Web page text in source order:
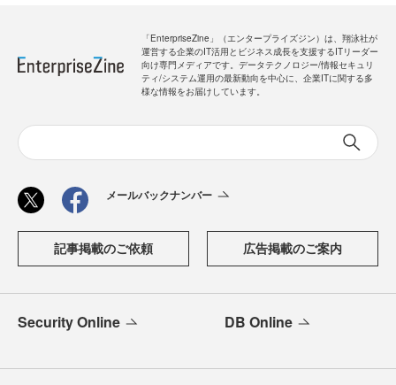
「EnterpriseZine」（エンタープライズジン）は、翔泳社が
運営する企業のIT活用とビジネス成長を支援するITリーダー
向け専門メディアです。データテクノロジー/情報セキュリ
ティ/システム運用の最新動向を中心に、企業ITに関する多
様な情報をお届けしています。
メールバックナンバー
記事掲載のご依頼 広告掲載のご案内
Security Online DB Online